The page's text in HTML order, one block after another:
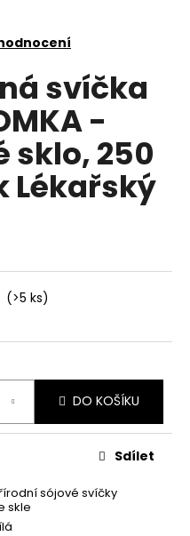
svíčka
-
sklo, 250
Lékařský
(>5 ks)
DO KOŠÍKU
sójové svíčky
skle
Sdílet